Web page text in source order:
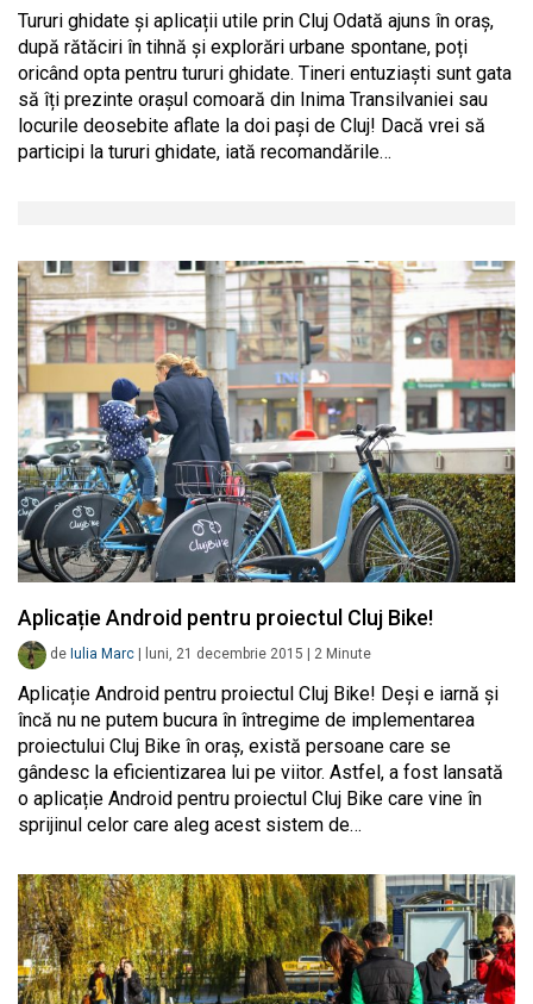
Tururi ghidate și aplicații utile prin Cluj Odată ajuns în oraș,
după rătăciri în tihnă și explorări urbane spontane, poți
oricând opta pentru tururi ghidate. Tineri entuziaști sunt gata
să îți prezinte orașul comoară din Inima Transilvaniei sau
locurile deosebite aflate la doi pași de Cluj! Dacă vrei să
participi la tururi ghidate, iată recomandările…
Aplicație Android pentru proiectul Cluj Bike!
de Iulia Marc luni, 21 decembrie 2015 2 Minute
Aplicație Android pentru proiectul Cluj Bike! Deși e iarnă și
încă nu ne putem bucura în întregime de implementarea
proiectului Cluj Bike în oraș, există persoane care se
gândesc la eficientizarea lui pe viitor. Astfel, a fost lansată
o aplicație Android pentru proiectul Cluj Bike care vine în
sprijinul celor care aleg acest sistem de…